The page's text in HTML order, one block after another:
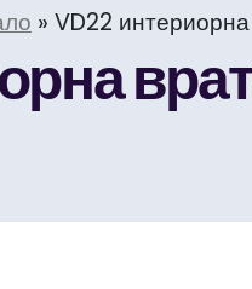
» VD22